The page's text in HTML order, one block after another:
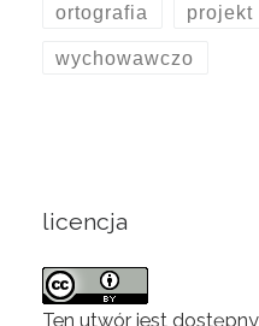
ortografia projekt
wychowawczo
licencja
Ten utwór jest